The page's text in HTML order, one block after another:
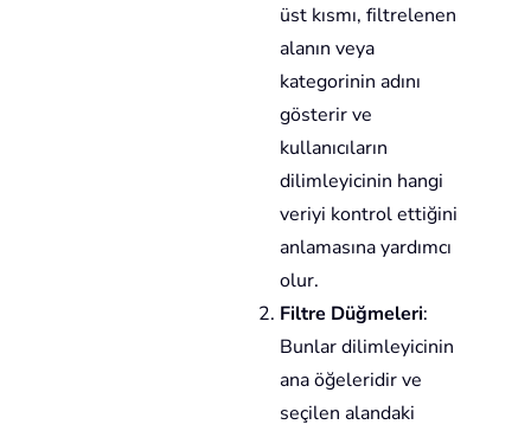
üst kısmı, filtrelenen
alanın veya
kategorinin adını
gösterir ve
kullanıcıların
dilimleyicinin hangi
veriyi kontrol ettiğini
anlamasına yardımcı
olur.
Filtre Düğmeleri:
Bunlar dilimleyicinin
ana öğeleridir ve
seçilen alandaki